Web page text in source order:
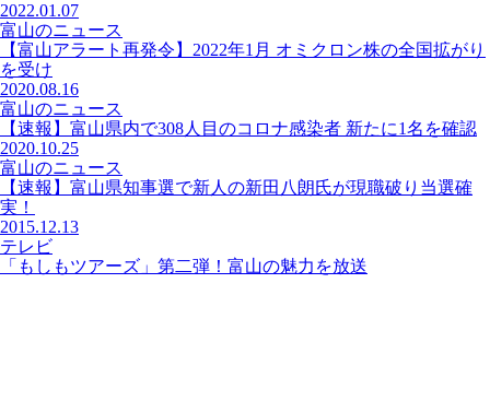
2022.01.07
富山のニュース
【富山アラート再発令】2022年1月 オミクロン株の全国拡がり
を受け
2020.08.16
富山のニュース
【速報】富山県内で308人目のコロナ感染者 新たに1名を確認
2020.10.25
富山のニュース
【速報】富山県知事選で新人の新田八朗氏が現職破り当選確
実！
2015.12.13
テレビ
「もしもツアーズ」第二弾！富山の魅力を放送